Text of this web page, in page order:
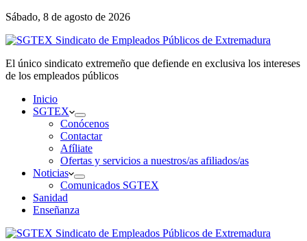
Sábado, 8 de agosto de 2026
El único sindicato extremeño que defiende en exclusiva los intereses
de los empleados públicos
Inicio
SGTEX
Conócenos
Contactar
Afíliate
Ofertas y servicios a nuestros/as afiliados/as
Noticias
Comunicados SGTEX
Sanidad
Enseñanza